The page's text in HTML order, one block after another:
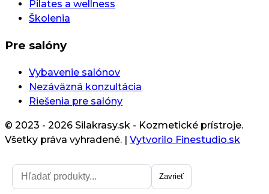
Pilates a wellness
Školenia
Pre salóny
Vybavenie salónov
Nezáväzná konzultácia
Riešenia pre salóny
© 2023 - 2026 Silakrasy.sk - Kozmetické prístroje.
Všetky práva vyhradené. | Vytvorilo Finestudio.sk
Zavrieť
Zavrieť